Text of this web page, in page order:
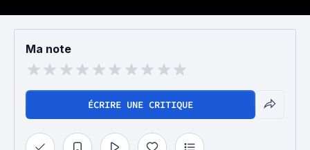
Ma note
ÉCRIRE UNE CRITIQUE